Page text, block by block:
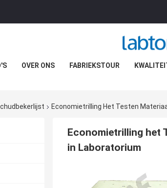
OVER ONS FABRIEKSTOUR
Economietrilling Het Testen
Economietrilling het
in Laboratorium